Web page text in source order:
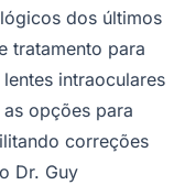
dos últimos
tratamento para
intraoculares
opções para
correções
Dr. Guy